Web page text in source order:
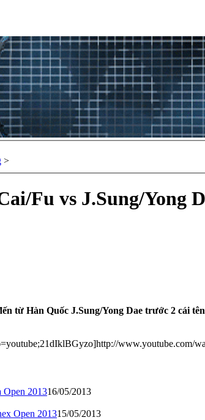
>
Fu vs J.Sung/Yong
từ Hàn Quốc J.Sung/Yong Dae trước 2 cái
www.youtube.com/
201316/05/2013
Open 201315/05/2013